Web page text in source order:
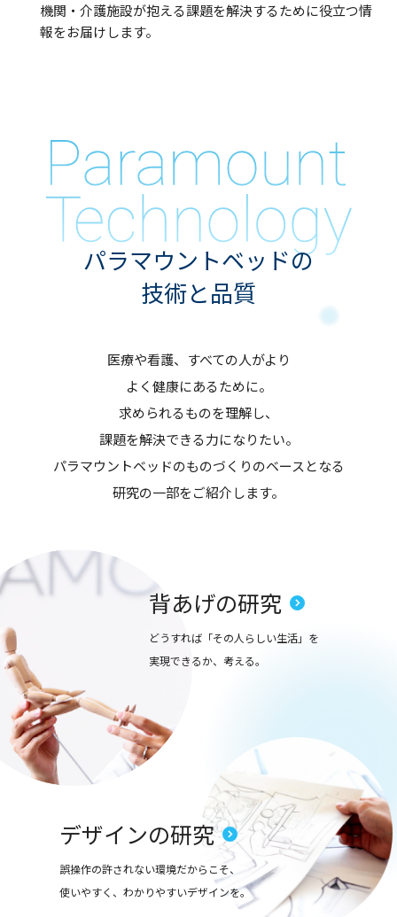
機関・介護施設が抱える課題を解決するために役立つ情
報をお届けします。
パラマウントベッドの
技術と品質
医療や看護、すべての人がより
よく健康にあるために。
求められるものを理解し、
課題を解決できる力になりたい。
パラマウントベッドのものづくりのベースとなる
研究の一部をご紹介します。
背あげの研究
どうすれば「その人らしい生活」を
実現できるか、考える。
デザインの研究
誤操作の許されない環境だからこそ、
使いやすく、わかりやすいデザインを。